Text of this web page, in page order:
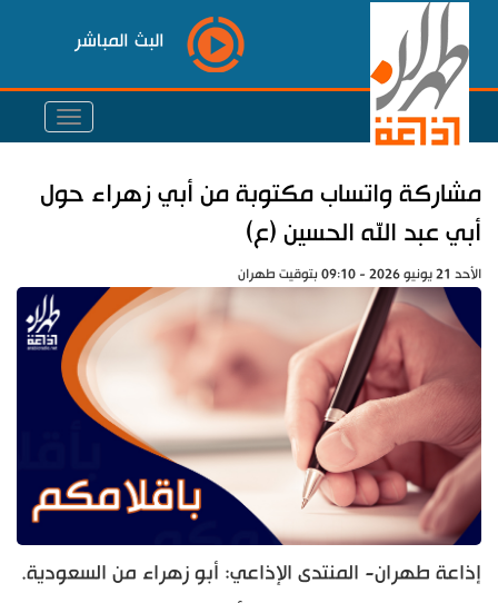
البث المباشر
مشاركة واتساب مكتوبة من أبي زهراء حول
أبي عبد الله الحسين (ع)
الأحد 21 يونيو 2026 - 09:10 بتوقيت طهران
إذاعة طهران- المنتدى الإذاعي: أبو زهراء من السعودية.